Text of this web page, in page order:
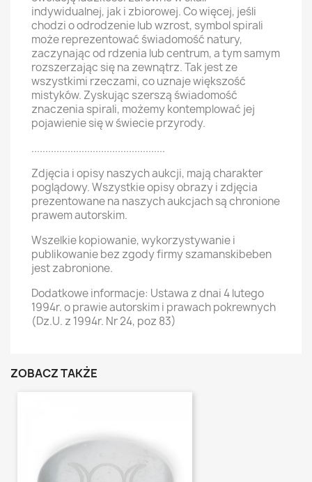
indywidualnej, jak i zbiorowej. Co więcej, jeśli
chodzi o odrodzenie lub wzrost, symbol spirali
może reprezentować świadomość natury,
zaczynając od rdzenia lub centrum, a tym samym
rozszerzając się na zewnątrz. Tak jest ze
wszystkimi rzeczami, co uznaje większość
mistyków. Zyskując szerszą świadomość
znaczenia spirali, możemy kontemplować jej
pojawienie się w świecie przyrody.
................................................
Zdjęcia i opisy naszych aukcji, mają charakter
poglądowy. Wszystkie opisy obrazy i zdjęcia
prezentowane na naszych aukcjach są chronione
prawem autorskim.
Wszelkie kopiowanie, wykorzystywanie i
publikowanie bez zgody firmy szamanskibeben
jest zabronione.
Dodatkowe informacje: Ustawa z dnai 4 lutego
1994r. o prawie autorskim i prawach pokrewnych
(Dz.U. z 1994r. Nr 24, poz 83)
ZOBACZ TAKŻE